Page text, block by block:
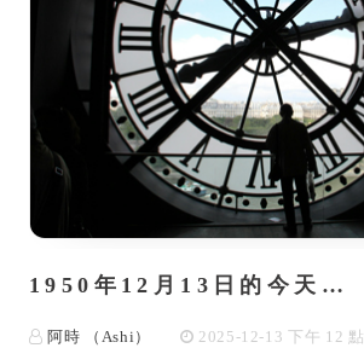
1950年12月13日的今天…
阿時 （Ashi） 2025-12-13 下午 12 點